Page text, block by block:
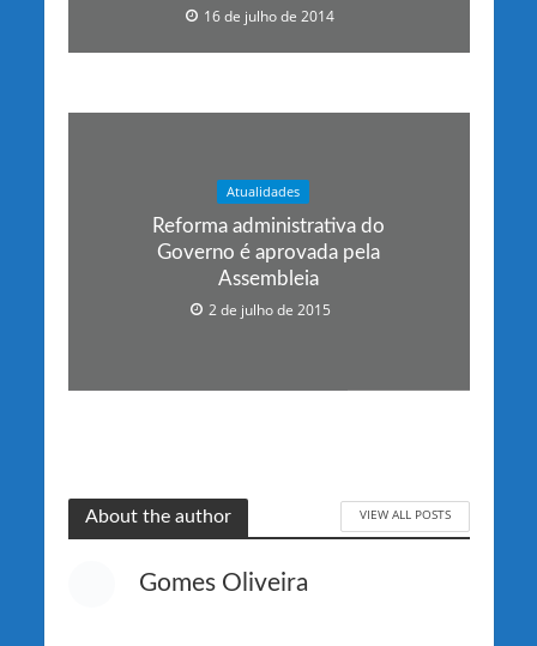
16 de julho de 2014
Atualidades
Reforma administrativa do
Governo é aprovada pela
Assembleia
2 de julho de 2015
About the author VIEW ALL POSTS
Gomes Oliveira